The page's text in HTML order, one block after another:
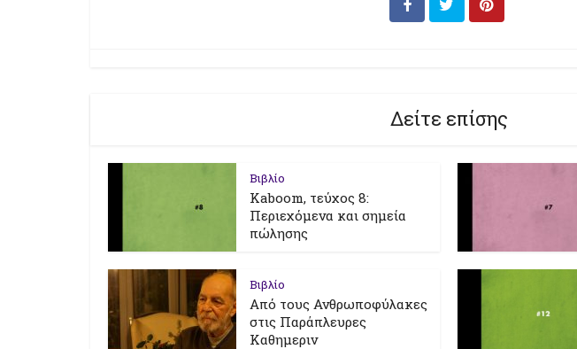
Δείτε επίσης
Βιβλίο
Kaboom, τεύχος 8:
Περιεχόμενα και σημεία
πώλησης
Βιβλίο
Από τους Ανθρωποφύλακες
στις Παράπλευρες
Καθημεριν